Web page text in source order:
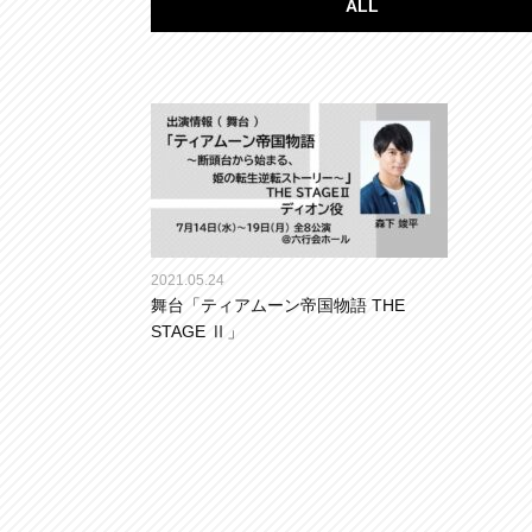
ALL
2021.05.24
舞台「ティアムーン帝国物語 THE
STAGE Ⅱ」